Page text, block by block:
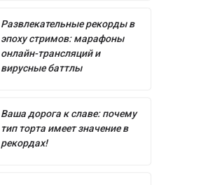
Развлекательные рекорды в
эпоху стримов: марафоны
онлайн-трансляций и
вирусные баттлы
Ваша дорога к славе: почему
тип торта имеет значение в
рекордах!